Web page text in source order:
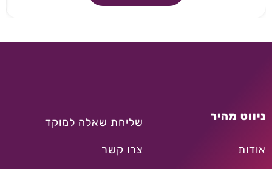
ניווט מהיר
אודות
שליחת שאלה למוקד
צרו קשר